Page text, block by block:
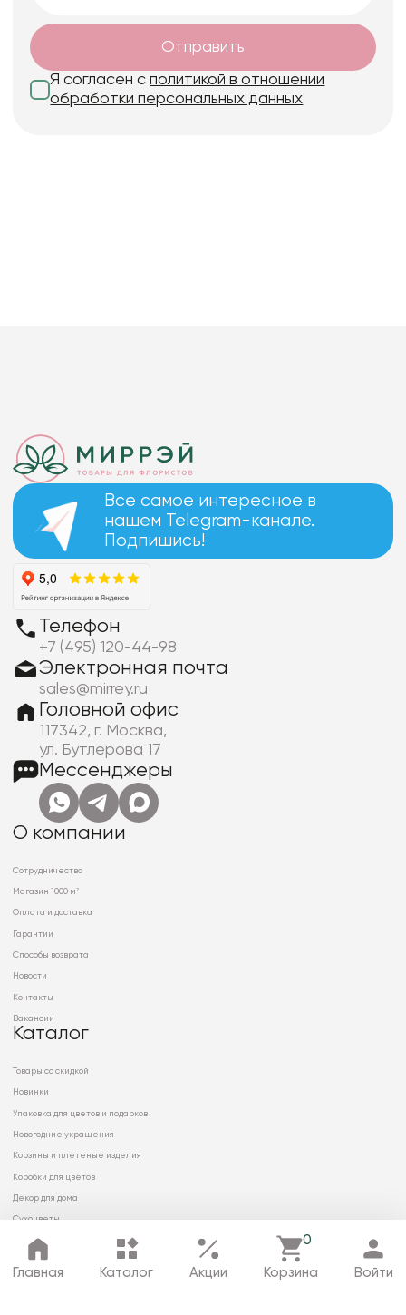
Отправить
Я согласен сполитикой в отношении
обработки персональных данных
Главная Каталог Акции
0
Корзина Войти
Все самое интересное в
нашем Telegram-канале.
Подпишись!
Телефон
+7 (495) 120-44-98
Электронная почта
sales@mirrey.ru
Головной офис
117342, г. Москва,
ул. Бутлерова 17
Мессенджеры
О компании
Сотрудничество
Магазин 1000 м²
Оплата и доставка
Гарантии
Способы возврата
Новости
Контакты
Вакансии
Каталог
Товары со скидкой
Новинки
Упаковка для цветов и подарков
Новогодние украшения
Корзины и плетеные изделия
Коробки для цветов
Декор для дома
Сухоцветы
© 2026 ООО «МИРРЭЙ»